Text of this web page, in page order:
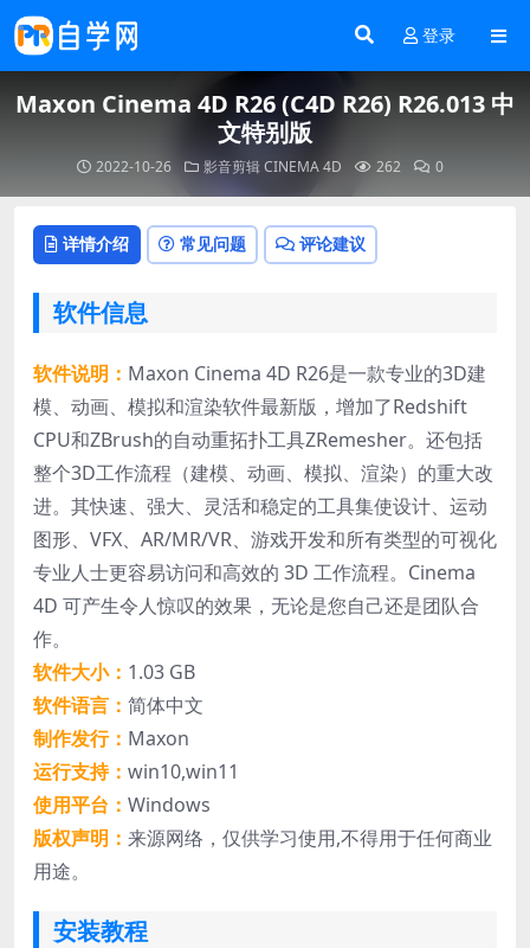
登录
Maxon Cinema 4D R26 (C4D R26) R26.013 中
文特别版
2022-10-26 影音剪辑CINEMA 4D 262 0
详情介绍 常见问题 评论建议
软件信息
软件说明： Maxon Cinema 4D R26是一款专业的3D建
模、动画、模拟和渲染软件最新版，增加了Redshift
CPU和ZBrush的自动重拓扑工具ZRemesher。还包括
整个3D工作流程（建模、动画、模拟、渲染）的重大改
进。其快速、强大、灵活和稳定的工具集使设计、运动
图形、VFX、AR/MR/VR、游戏开发和所有类型的可视化
专业人士更容易访问和高效的 3D 工作流程。Cinema
4D 可产生令人惊叹的效果，无论是您自己还是团队合
作。
软件大小： 1.03 GB
软件语言： 简体中文
制作发行： Maxon
运行支持： win10,win11
使用平台： Windows
版权声明： 来源网络，仅供学习使用,不得用于任何商业
用途。
安装教程